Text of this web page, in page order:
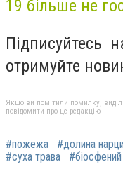
19 більше не
отримуйте
Якщо ви помітили помилку,
повідомити про це редакцію
#пожежа #долина
#суха трава